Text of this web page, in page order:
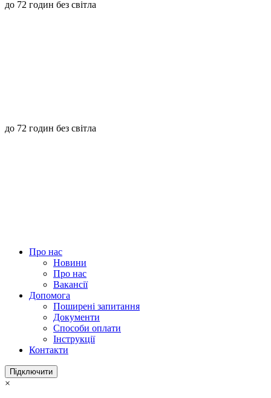
до 72 годин без світла
до 72 годин без світла
Про нас
Новини
Про нас
Вакансії
Допомога
Поширені запитання
Документи
Способи оплати
Інструкції
Контакти
Підключити
×